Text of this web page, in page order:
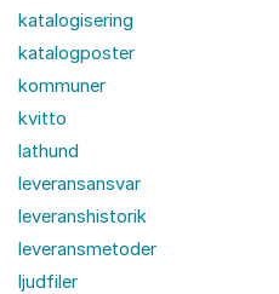
katalogisering
katalogposter
kommuner
kvitto
lathund
leveransansvar
leveranshistorik
leveransmetoder
ljudfiler